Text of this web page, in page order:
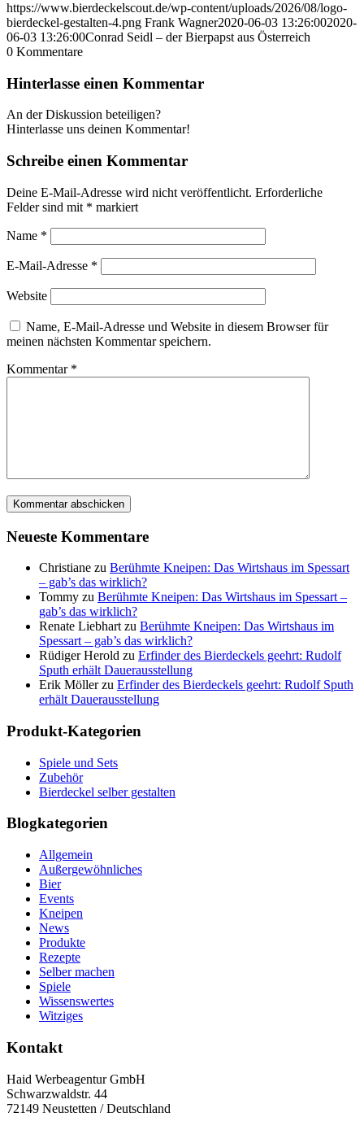
https://www.bierdeckelscout.de/wp-content/uploads/2026/08/logo-
bierdeckel-gestalten-4.png Frank Wagner2020-06-03 13:26:002020-
06-03 13:26:00Conrad Seidl – der Bierpapst aus Österreich
0 Kommentare
Hinterlasse einen Kommentar
An der Diskussion beteiligen?
Hinterlasse uns deinen Kommentar!
Schreibe einen Kommentar
Deine E-Mail-Adresse wird nicht veröffentlicht. Erforderliche
Felder sind mit * markiert
Name *
E-Mail-Adresse *
Website
Name, E-Mail-Adresse und Website in diesem Browser für
meinen nächsten Kommentar speichern.
Kommentar *
Neueste Kommentare
Christiane zu Berühmte Kneipen: Das Wirtshaus im Spessart
– gab’s das wirklich?
Tommy zu Berühmte Kneipen: Das Wirtshaus im Spessart –
gab’s das wirklich?
Renate Liebhart zu Berühmte Kneipen: Das Wirtshaus im
Spessart – gab’s das wirklich?
Rüdiger Herold zu Erfinder des Bierdeckels geehrt: Rudolf
Sputh erhält Dauerausstellung
Erik Möllerzu Erfinder des Bierdeckels geehrt: Rudolf Sputh
erhält Dauerausstellung
Produkt-Kategorien
Spiele und Sets
Zubehör
Bierdeckel selber gestalten
Blogkategorien
Allgemein
Außergewöhnliches
Bier
Events
Kneipen
News
Produkte
Rezepte
Selber machen
Spiele
Wissenswertes
Witziges
Kontakt
Haid Werbeagentur GmbH
Schwarzwaldstr. 44
72149 Neustetten / Deutschland